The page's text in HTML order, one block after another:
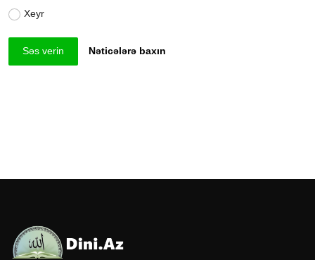
Xeyr
Səs verin Nəticələrə baxın